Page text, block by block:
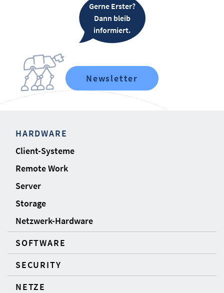
Gerne Erster?
Dann bleib
informiert.
Newsletter
HARDWARE
Client-Systeme
Remote Work
Server
Storage
Netzwerk-Hardware
SOFTWARE
SECURITY
NETZE